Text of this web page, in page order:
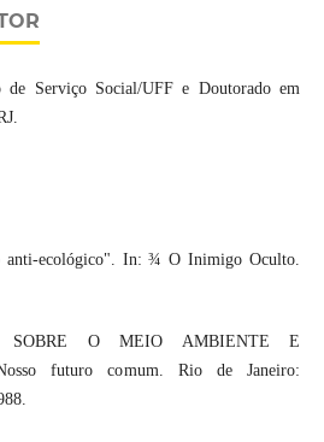
de Serviço Social/UFF e Doutorado em
anti-ecológico". In: ¾ O Inimigo Oculto.
SOBRE O MEIO AMBIENTE E
futuro comum. Rio de Janeiro: